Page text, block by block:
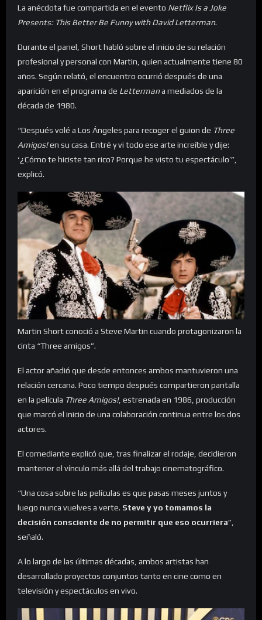
La anécdota fue compartida en el evento Netflix Is a Joke
Presents: This Better Be Funny with David Letterman.
Durante el panel, Short habló sobre el inicio de su relación
profesional y personal con Martin, quien actualmente tiene 80
años. Según relató, el encuentro ocurrió después de una
aparición en el programa de Lettermana mediados de la
década de 1980.
“Después volé a Los Ángeles para recoger el guion de Three
Amigos!en su casa. Entré y vi todo ese arte increíble y dije:
‘¿Cómo te hiciste tan rico? Porque he visto tu espectáculo’”,
explicó.
Martin Short conoció a Steve Martin cuando protagonizaron la
cinta “Three amigos”.
El actor añadió que desde entonces ambos mantuvieron una
relación cercana. Poco tiempo después compartieron pantalla
en la película Three Amigos!, estrenada en 1986, producción
que marcó el inicio de una colaboración continua entre los dos
actores.
El comediante explicó que, tras finalizar el rodaje, decidieron
mantener el vínculo más allá del trabajo cinematográfico.
“Una cosa sobre las películas es que pasas meses juntos y
luego nunca vuelves a verte. Steve y yo tomamos la
decisión consciente de no permitir que eso ocurriera”,
señaló.
A lo largo de las últimas décadas, ambos artistas han
desarrollado proyectos conjuntos tanto en cine como en
televisión y espectáculos en vivo.